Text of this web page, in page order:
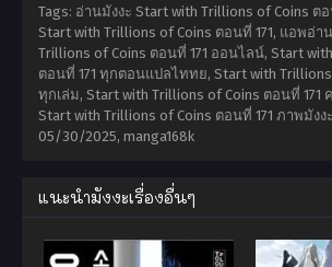
Tags: อ่านมังงะ Start with Trillions of Coins ต
Start with Trillions of Coins ตอนที่ 171, แอพอ่า
Trillions of Coins ตอนที่ 171 ออนไลน์, Start
ตอนที่ 171 ทุกตอนแปลไททย, Start with Trillions
ทุกเล่ม, Start with Trillions of Coins ตอนที่ 171
Start with Trillions of Coins ตอนที่ 171 ภาพมังง
05/30/2025, manga168k
แนะนำมังงะเรื่องอื่นๆ